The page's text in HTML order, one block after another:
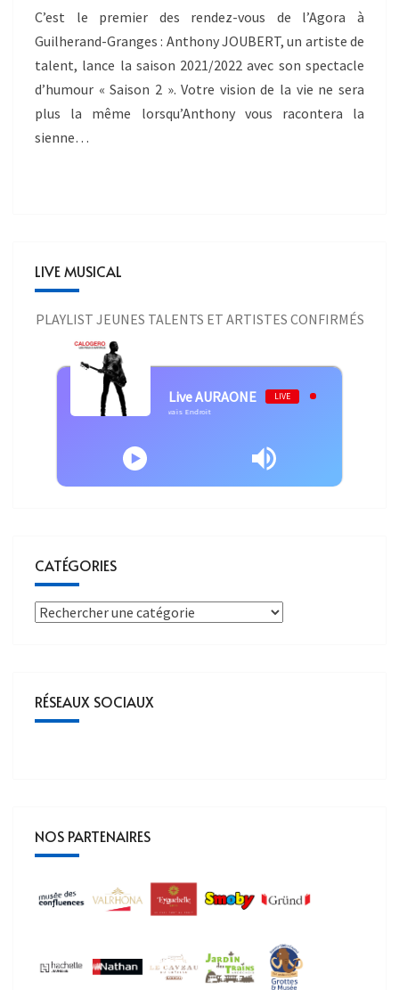
C’est le premier des rendez-vous de l’Agora à
Guilherand-Granges : Anthony JOUBERT, un artiste de
talent, lance la saison 2021/2022 avec son spectacle
d’humour « Saison 2 ». Votre vision de la vie ne sera
plus la même lorsqu’Anthony vous racontera la
sienne…
LIVE MUSICAL
PLAYLIST JEUNES TALENTS ET ARTISTES CONFIRMÉS
Live AURAONE LIVE
Calogero - Calogero - Un Jour Au Mauvais Endroit
CATÉGORIES
RÉSEAUX SOCIAUX
NOS PARTENAIRES